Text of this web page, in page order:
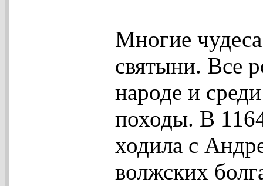
Многие
святыни. Все
народе и
походы. В
ходила с
волжских